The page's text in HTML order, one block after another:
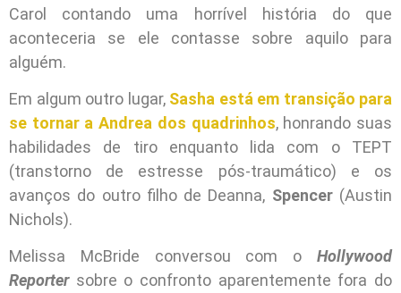
Carol contando uma horrível história do que
aconteceria se ele contasse sobre aquilo para
alguém.
Em algum outro lugar, Sasha está em transição para
se tornar a Andrea dos quadrinhos, honrando suas
habilidades de tiro enquanto lida com o TEPT
(transtorno de estresse pós-traumático) e os
avanços do outro filho de Deanna, Spencer(Austin
Nichols).
Melissa McBride conversou com o Hollywood
Reportersobre o confronto aparentemente fora do